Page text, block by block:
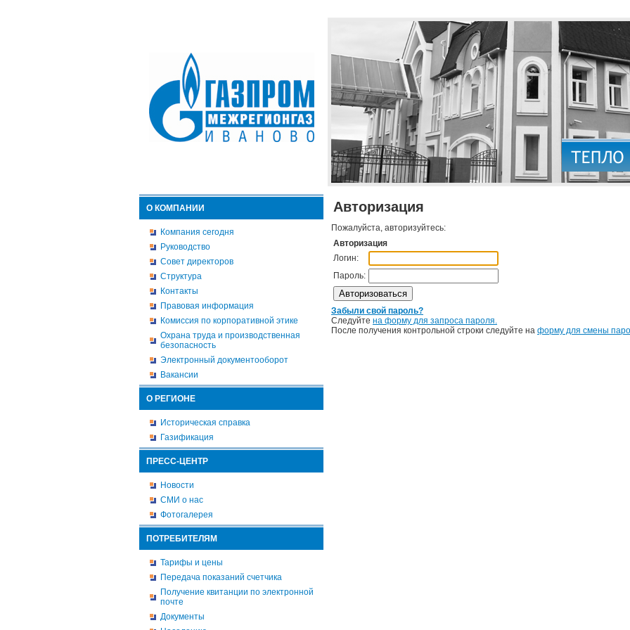
О КОМПАНИИ
Компания сегодня
Руководство
Совет директоров
Структура
Контакты
Правовая информация
Комиссия по корпоративной этике
Охрана труда и производственная
безопасность
Электронный документооборот
Вакансии
О РЕГИОНЕ
Историческая справка
Газификация
ПРЕСС-ЦЕНТР
Новости
СМИ о нас
Фотогалерея
ПОТРЕБИТЕЛЯМ
Тарифы и цены
Передача показаний счетчика
Получение квитанции по электронной
почте
Документы
Авторизация
Пожалуйста, авторизуйтесь:
Авторизация
Логин:
Пароль:
Забыли свой пароль?
Следуйте на форму для запроса пароля.
После получения контрольной строки следуйте на форму для смены